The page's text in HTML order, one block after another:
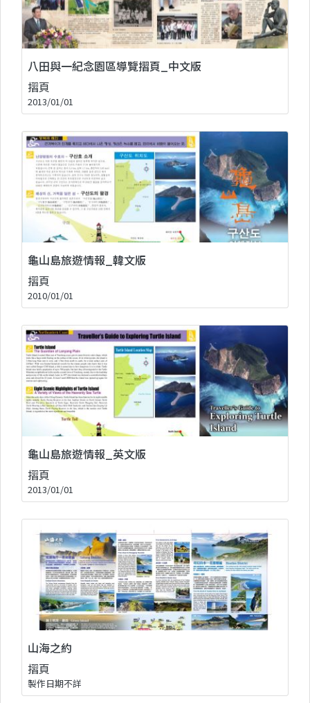
八田與一紀念園區導覽摺頁_中文版
摺頁
2013/01/01
龜山島旅遊情報_韓文版
摺頁
2010/01/01
龜山島旅遊情報_英文版
摺頁
2013/01/01
山海之約
摺頁
製作日期不詳